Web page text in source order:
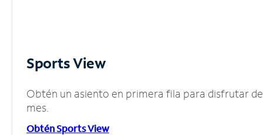
Sports View
Obtén un asiento en primera fila para disfrutar
mes.
Obtén Sports View